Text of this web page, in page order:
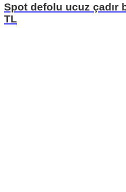
Spot defolu ucuz çadır
TL